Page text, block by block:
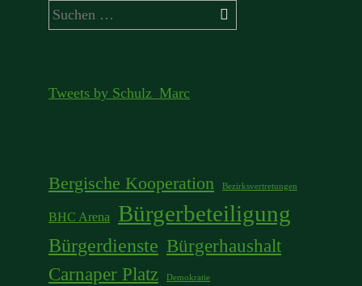
Suchen
nach:
Tweets by Schulz_Marc
Bergische Kooperation Bezirksvertretungen
BHC Arena Bürgerbeteiligung
Bürgerdienste Bürgerhaushalt
Carnaper Platz
Demokratie